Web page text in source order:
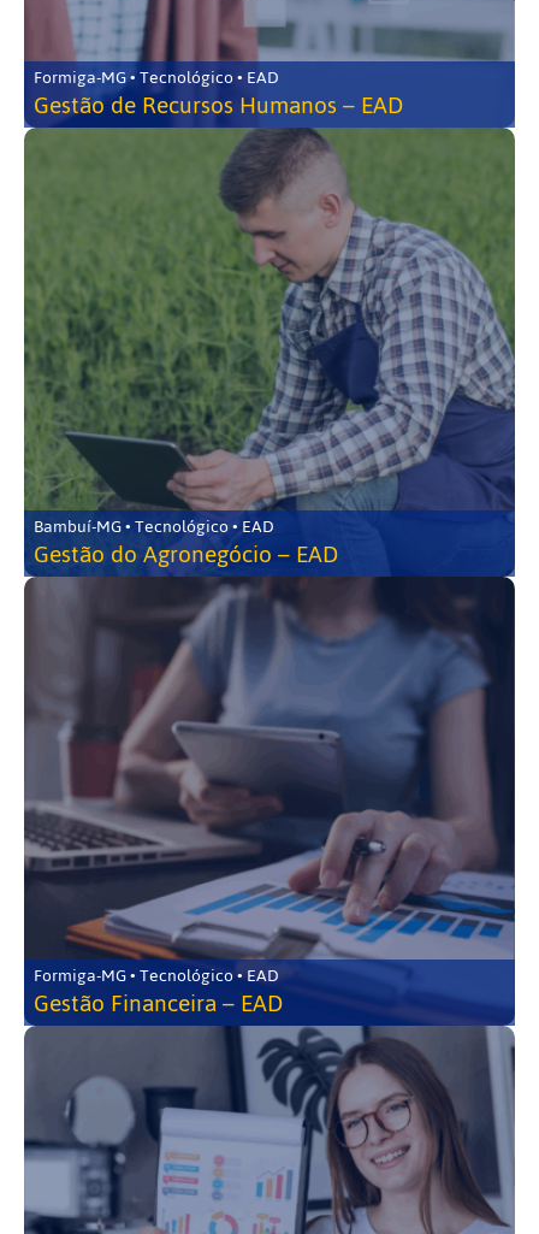
Formiga-MG • Tecnológico • EAD
Gestão de Recursos Humanos – EAD
Bambuí-MG • Tecnológico • EAD
Gestão do Agronegócio – EAD
Formiga-MG • Tecnológico • EAD
Gestão Financeira – EAD